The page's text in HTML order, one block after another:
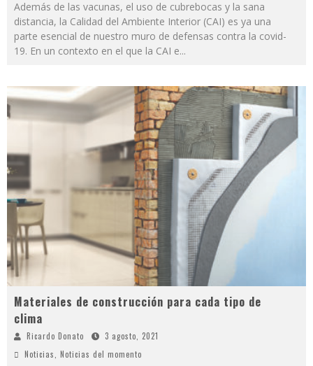
Además de las vacunas, el uso de cubrebocas y la sana
distancia, la Calidad del Ambiente Interior (CAI) es ya una
parte esencial de nuestro muro de defensas contra la covid-
19. En un contexto en el que la CAI e...
Materiales de construcción para cada tipo de
clima
Ricardo Donato
3 agosto, 2021
Noticias
Noticias del momento